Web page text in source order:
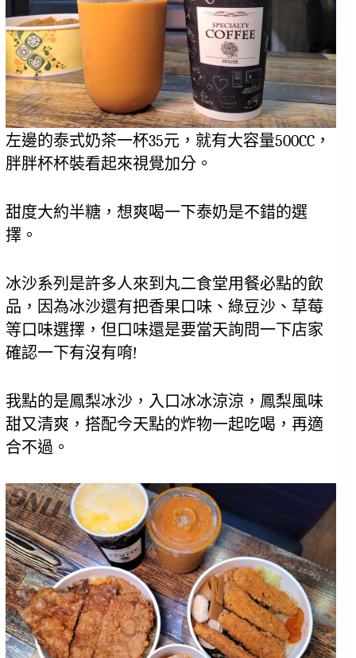
左邊的泰式奶茶一杯35元，就有大容量500CC，
胖胖杯杯裝看起來視覺加分。
甜度大約半糖，想爽喝一下泰奶是不錯的選
擇。
冰沙系列是許多人來到丸二食堂用餐必點的飲
品，因為冰沙還有把香果口味、綠豆沙、草莓
等口味選擇，但口味還是要當天詢問一下店家
確認一下有沒有唷!
我點的是鳳梨冰沙，入口冰冰涼涼，鳳梨風味
甜又清爽，搭配今天點的炸物一起吃喝，再適
合不過。